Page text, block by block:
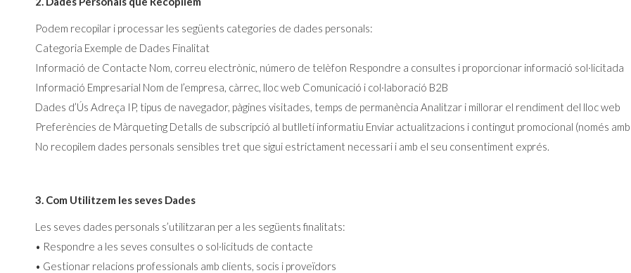
Podem recopilar i processar les següents categories de dades personals:
Categoria Exemple de Dades Finalitat
Informació de Contacte Nom, correu electrònic, número de telèfon Respondre a consultes i proporcionar informació sol·licitada
Informació Empresarial Nom de l’empresa, càrrec, lloc web Comunicació i col·laboració B2B
Dades d’Ús Adreça IP, tipus de navegador, pàgines visitades, temps de permanència Analitzar i millorar el rendiment del lloc web
Preferències de Màrqueting Detalls de subscripció al butlletí informatiu Enviar actualitzacions i contingut promocional (només
No recopilem dades personals sensibles tret que sigui estrictament necessari i amb el seu consentiment exprés.
3. Com Utilitzem les seves Dades
Les seves dades personals s’utilitzaran per a les següents finalitats:
• Respondre a les seves consultes o sol·licituds de contacte
• Gestionar relacions professionals amb clients, socis i proveïdors